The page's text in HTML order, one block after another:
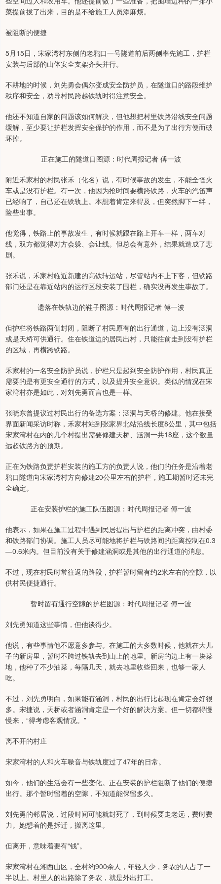
菜提前拔了出来，目的是不给施工人员添麻烦。
被阻断的便捷
5月15日，宋家湾村东侧的老鸦口一号隧道前后两侧率先施工，护栏
安装与后部的山体安全支架齐头并行。
不耕地的时候，刘先勇会偶尔变成安全防护员，在隧道口的路段维护
秩序和安全，劝导村民跨越铁轨时得注意安全。
他还不知道自家的问题该如何解决，但他想把村里铁路沿线安全问题
缓解，至少要让护栏发挥安全保护的作用，而不是为了出行方便而破
坏掉。
正在施工的隧道口图源：时代周报记者 傅一波
附近禾家村的村民张禾（化名）说，有时候事故的发生，不能全怪火
车或是没有护栏。有一次，他因为抢时间要横跨铁路，火车的汽笛声
已经响了，自己还在铁轨上。本想着肯定来得及，但突然脚下一绊，
险些出事。
他觉得，铁路上的事故发生，有时候就跟在路上开车一样，两车对
线，双方都觉得对方会躲、会让线。但总会有意外，结果就造成了悲
剧。
张禾说，禾家村临近新建的高铁转运站，尽管站内不上下客，但铁路
部门还是在靠近站内的运行区段安装了围栏，确实没再发生事故了。
遗落在铁轨边的鞋子图源：时代周报记者 傅一波
但护栏将铁路两侧封闭，阻断了村民原有的出行通道，边上没有涵洞
或是天桥可供通行。住在铁道边的居民出村，只能往前走到没有护栏
的区域，再横跨铁路。
禾家村的一名安全防护员说，护栏只是起到安全防护作用，村民真正
需要的是有更安全通行的方式，以及提升安全意识。类似的情况在宋
家湾村亦是如此，对刘先勇而言也是一样。
张晓东曾提议过村民出行的备选方案：涵洞与天桥的修建。他在接受
界面新闻采访时称，禾家村站到张家界北站沿线长度8公里，其中包括
宋家湾村在内的几个村提出需要修建天桥、涵洞一共18座，这个数量
远超铁路方的预期。
正在为铁路负责护栏安装的施工方的负责人说，他们的任务是沿着老
鸦口隧道向宋家湾村方向修建20公里左右的护栏，施工期暂时还未完
全确定。
正在安装护栏的施工队伍图源：时代周报记者 傅一波
他表示，如果在施工过程中遇到民居提出与护栏的距离冲突，由村委
和铁路部门协调。施工人员尽可能地将护栏与铁路间的距离控制在0.3
—0.6米内。但目前没有关于修建涵洞或是其他的出行通道的消息。
不过，现在村民时常往返的路段，护栏暂时留有约2米左右的空隙，以
供村民便捷通行。
暂时留有通行空隙的护栏图源：时代周报记者 傅一波
刘先勇知道这些事情，但他谈得少。
他说，有些事情他不愿意多参与。在施工的大多数时候，他就在大儿
子的新房里，暂时不跨过铁轨去到山上的地里。新房的边上有一块菜
地，他种了不少油菜，每隔几天，就去地里收些回来，也够一家人
吃。
不过，刘先勇明白，如果能有涵洞，村民的出行比起现在肯定会好很
多。宋捷说，天桥或者涵洞肯定是一个好的解决方案。但一切都得慢
慢来，“得考虑客观情况。”
离不开的村庄
宋家湾村的人和火车噪音与铁轨度过了47年的日常。
如今，他们的生活会有一些变化。正在安装的护栏阻断了他们的便捷
出行。那个暂时留着的空隙，不知道能保留多久。
刘先勇的邻居说，过段时间可能就封死了，到时候要走老远，费时费
力。她想着的是拆迁，搬离这里。
但离开，意味着要有“钱”。
宋家湾村在湘西山区，全村约900余人，年轻人少，务农的人占了一
半以上。村里人的出路除了务农，就是外出打工。